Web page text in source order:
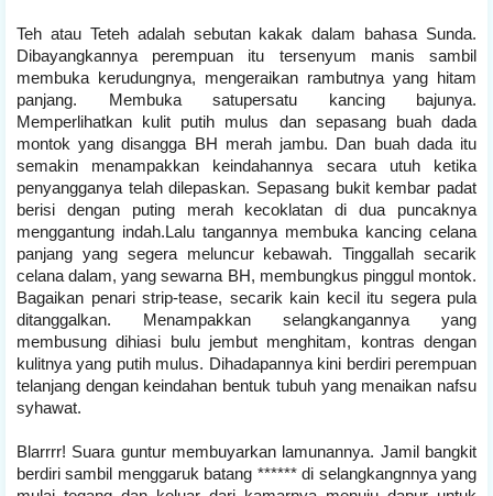
Teh atau Teteh adalah sebutan kakak dalam bahasa Sunda.
Dibayangkannya perempuan itu tersenyum manis sambil
membuka kerudungnya, mengeraikan rambutnya yang hitam
panjang. Membuka satupersatu kancing bajunya.
Memperlihatkan kulit putih mulus dan sepasang buah dada
montok yang disangga BH merah jambu. Dan buah dada itu
semakin menampakkan keindahannya secara utuh ketika
penyangganya telah dilepaskan. Sepasang bukit kembar padat
berisi dengan puting merah kecoklatan di dua puncaknya
menggantung indah.Lalu tangannya membuka kancing celana
panjang yang segera meluncur kebawah. Tinggallah secarik
celana dalam, yang sewarna BH, membungkus pinggul montok.
Bagaikan penari strip-tease, secarik kain kecil itu segera pula
ditanggalkan. Menampakkan selangkangannya yang
membusung dihiasi bulu jembut menghitam, kontras dengan
kulitnya yang putih mulus. Dihadapannya kini berdiri perempuan
telanjang dengan keindahan bentuk tubuh yang menaikan nafsu
syhawat.
Blarrrr! Suara guntur membuyarkan lamunannya. Jamil bangkit
berdiri sambil menggaruk batang ****** di selangkangnnya yang